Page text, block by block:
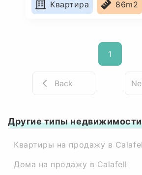
Квартира
86m2
1
Back
Другие типы
Квартиры на продажу в
Дома на продажу в Calafell